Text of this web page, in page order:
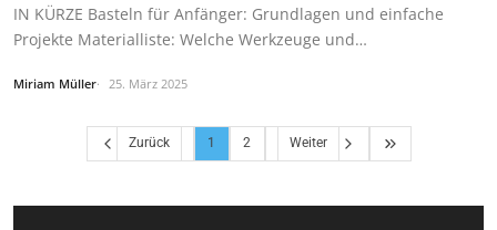
IN KÜRZE Basteln für Anfänger: Grundlagen und einfache
Projekte Materialliste: Welche Werkzeuge und…
Miriam Müller 25. März 2025
Zurück 1 2 Weiter